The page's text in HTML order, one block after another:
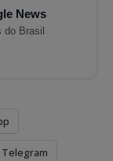
News
do Brasil
Telegram